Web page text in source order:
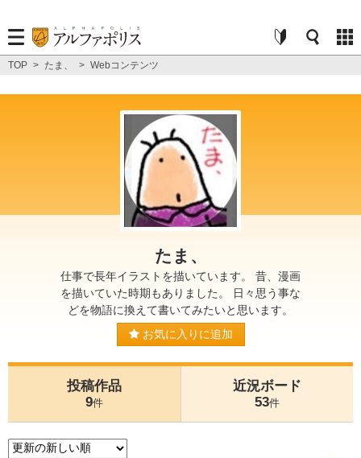
TOP > たま、 > Webコンテンツ
たま、
仕事で長年イラストを描いています。 昔、漫画
を描いていた時期もありました。 日々思う事な
どを物語に換えて書いてみたいと思います。
お気に入りに追加
投稿作品
9件
近況ボード
53件